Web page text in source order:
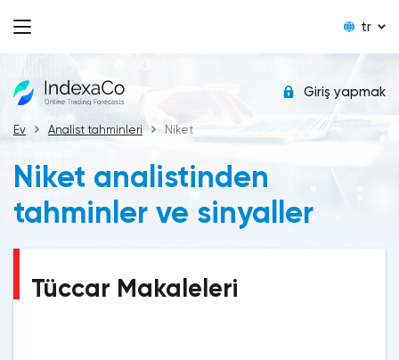
tr
Giriş yapmak
Ev Analist tahminleri Niket
Niket analistinden
tahminler ve sinyaller
Tüccar Makaleleri